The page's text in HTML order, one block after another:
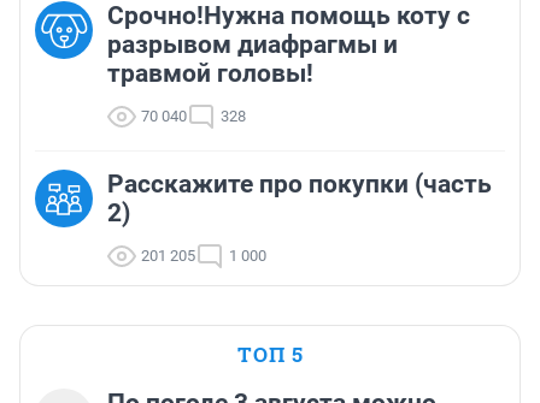
Срочно!Нужна помощь коту с
разрывом диафрагмы и
травмой головы!
70 040 328
Расскажите про покупки (часть
2)
201 205 1 000
ТОП 5